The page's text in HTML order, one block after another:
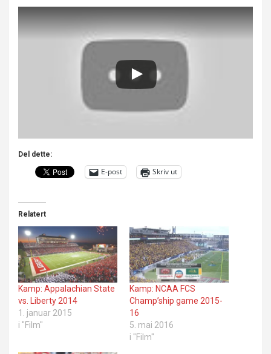
Del dette:
E-post Skriv ut
Relatert
Kamp: Appalachian State
vs. Liberty 2014
1. januar 2015
i "Film"
Kamp: NCAA FCS
Champ’ship game 2015-
16
5. mai 2016
i "Film"